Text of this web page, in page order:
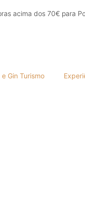
acima dos 70€ para
Gin Turismo